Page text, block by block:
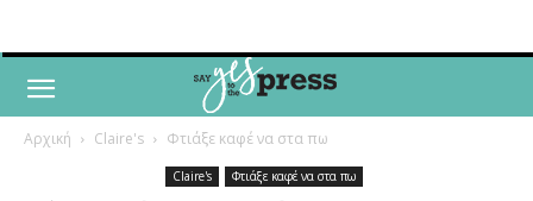
Αρχική Claire's Φτιάξε καφέ να στα πω
Claire's Φτιάξε καφέ να στα πω